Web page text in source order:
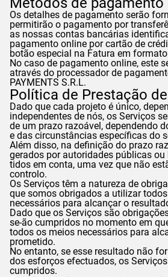
Os detalhes de pagamento serão
permitirão o pagamento por
as nossas contas bancárias
pagamento online por cartão de
botão especial na Fatura em
No caso de pagamento online, este
através do processador de
PAYMENTS S.R.L.
Política de Prestação
Dado que cada projeto é único,
independentes de nós, os Serviços
de um prazo razoável, dependendo
e das circunstâncias específicas do
Além disso, na definição do prazo
gerados por autoridades públicas
tidos em conta, uma vez que não
controlo.
Os Serviços têm a natureza de
que somos obrigados a utilizar
necessários para alcançar o
Dado que os Serviços são
se-ão cumpridos no momento em
todos os meios necessários para
prometido.
No entanto, se esse resultado não
dos esforços efectuados, os
cumpridos.